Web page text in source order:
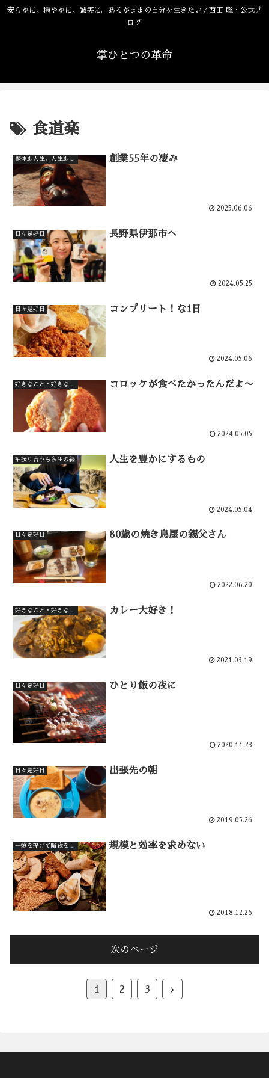
安らかに、穏やかに、誠実に。あるがままの自分を生きたい／西田 聡・公式ブ
ログ
掌ひとつの革命
食道楽
整体即人生、人生即整体 創業55年の凄み
2025.06.06
日々是好日 長野県伊那市へ
2024.05.25
日々是好日 コンプリート！な1日
2024.05.06
好きなこと・好きなもの コロッケが食べたかったんだよ〜
2024.05.05
袖振り合うも多生の縁 人生を豊かにするもの
2024.05.04
日々是好日 80歳の焼き鳥屋の親父さん
2022.06.20
好きなこと・好きなもの カレー大好き！
2021.03.19
日々是好日 ひとり飯の夜に
2020.11.23
日々是好日 出張先の朝
2019.05.26
一燈を提げて暗夜を行く 規模と効率を求めない
2018.12.26
次のページ
1 2 3 次